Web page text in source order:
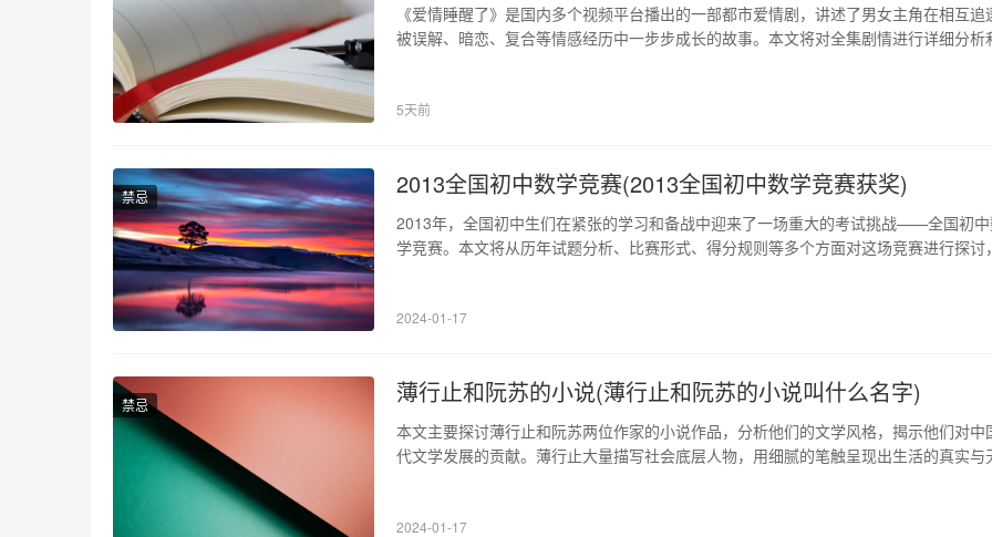
《爱情睡醒了》是国内多个视频平台播出的一部都市爱情剧，讲述了男女主角在相互追
被误解、暗恋、复合等情感经历中一步步成长的故事。本文将对全集剧情进行详细分析
横溢；桥三爷则是一个身世不明、性格…
5天前
禁忌 2013全国初中数学竞赛(2013全国初中数学竞赛获奖)
2013年，全国初中生们在紧张的学习和备战中迎来了一场重大的考试挑战——全国初
学竞赛。本文将从历年试题分析、比赛形式、得分规则等多个方面对这场竞赛进行探讨
思考和创造性思维；善于从生活实际问…
2024-01-17
禁忌 薄行止和阮苏的小说(薄行止和阮苏的小说叫什么名字)
本文主要探讨薄行止和阮苏两位作家的小说作品，分析他们的文学风格，揭示他们对中
代文学发展的贡献。薄行止大量描写社会底层人物，用细腻的笔触呈现出生活的真实与
光下的凤尾竹》、《岳阳楼记》等作品，深…
2024-01-17